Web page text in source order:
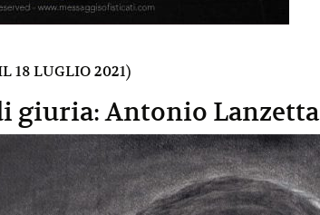
18 LUGLIO 2021)
giuria: Antonio Lanzetta